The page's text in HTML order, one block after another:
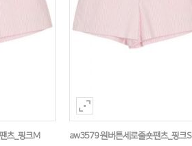
츠_핑크M aw3579 원버튼세로줄숏팬츠_핑크S